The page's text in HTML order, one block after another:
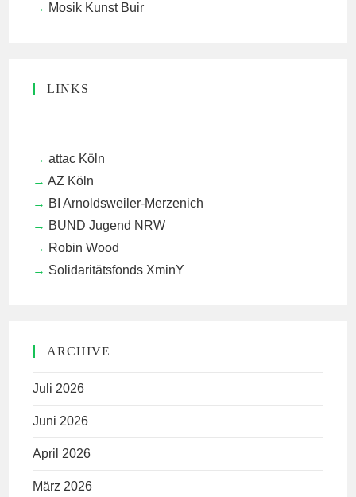
Mosik Kunst Buir
LINKS
attac Köln
AZ Köln
BI Arnoldsweiler-Merzenich
BUND Jugend NRW
Robin Wood
Solidaritätsfonds XminY
ARCHIVE
Juli 2026
Juni 2026
April 2026
März 2026